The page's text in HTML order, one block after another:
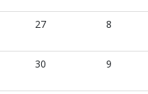
27 8
30 9